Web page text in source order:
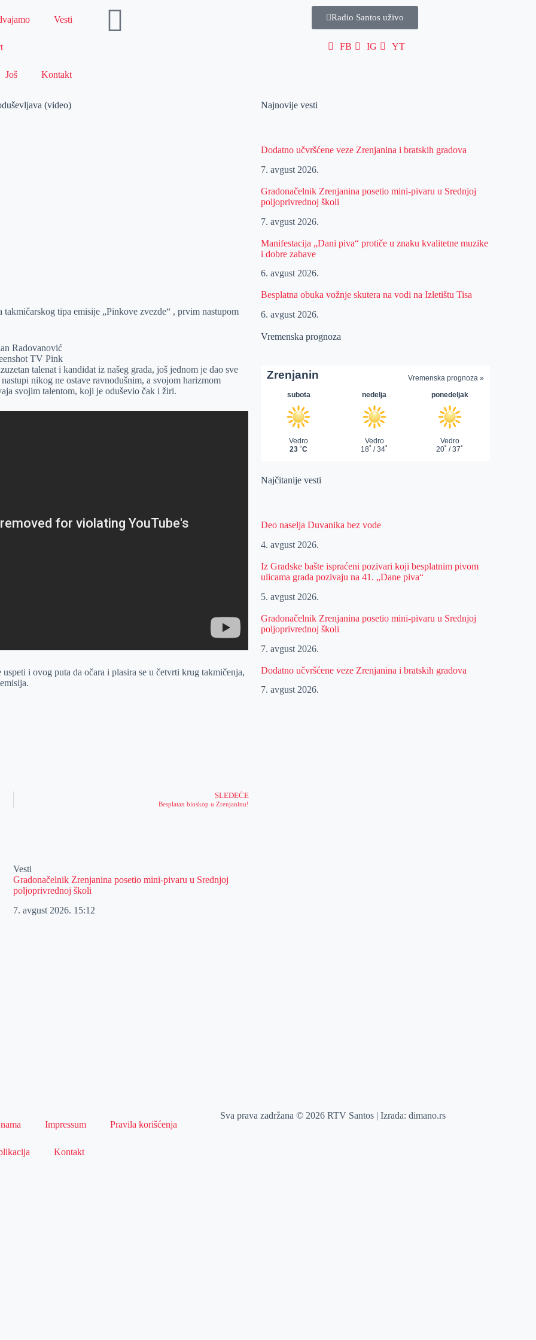
Vesti
Još Kontakt
Radio Santos uživo
FB IG YT
(video)
tipa emisije „Pinkove zvezde“ , prvim nastupom
TV Pink
talenat i kandidat iz našeg grada, još jednom je dao sve
nikog ne ostave ravnodušnim, a svojom harizmom
svojim talentom, koji je oduševio čak i žiri.
i ovog puta da očara i plasira se u četvrti krug takmičenja,
SLEDEĆE
Besplatan bioskop u Zrenjaninu!
Vesti
Gradonačelnik Zrenjanina posetio mini-pivaru u Srednjoj
poljoprivrednoj školi
7. avgust 2026. 15:12
Najnovije vesti
Dodatno učvršćene veze Zrenjanina i bratskih gradova
7. avgust 2026.
Gradonačelnik Zrenjanina posetio mini-pivaru u Srednjoj
poljoprivrednoj školi
7. avgust 2026.
Manifestacija „Dani piva“ protiče u znaku kvalitetne muzike
i dobre zabave
6. avgust 2026.
Besplatna obuka vožnje skutera na vodi na Izletištu Tisa
6. avgust 2026.
Vremenska prognoza
Najčitanije vesti
Deo naselja Duvanika bez vode
4. avgust 2026.
Iz Gradske bašte ispraćeni pozivari koji besplatnim pivom
ulicama grada pozivaju na 41. „Dane piva“
5. avgust 2026.
Gradonačelnik Zrenjanina posetio mini-pivaru u Srednjoj
poljoprivrednoj školi
7. avgust 2026.
Dodatno učvršćene veze Zrenjanina i bratskih gradova
7. avgust 2026.
Impressum Pravila korišćenja
Kontakt
Sva prava zadržana © 2026 RTV Santos | Izrada:dimano.rs